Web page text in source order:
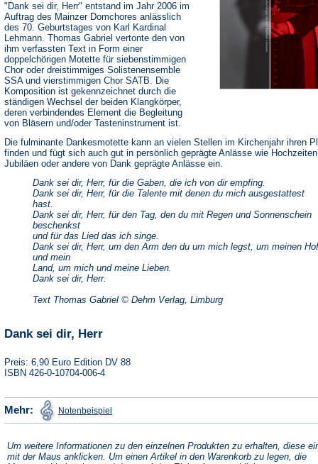
"Dank sei dir, Herr" entstand im Jahr 2006 im
Auftrag des Mainzer Domchores anlässlich
des 70. Geburtstages von Karl Kardinal
Lehmann. Thomas Gabriel vertonte den von
ihm verfassten Text in Form einer
doppelchörigen Motette für siebenstimmigen
Chor oder dreistimmiges Solistenensemble
SSA und vierstimmigen Chor SATB. Die
Komposition ist gekennzeichnet durch die
ständigen Wechsel der beiden Klangkörper,
deren verbindendes Element die Begleitung
von Bläsern und/oder Tasteninstrument ist.
Die fulminante Dankesmotette kann an vielen Stellen im Kirchenjahr ihren
finden und fügt sich auch gut in persönlich geprägte Anlässe wie
Jubiläen oder andere von Dank geprägte Anlässe ein.
Dank sei dir, Herr, für die Gaben, die ich von dir empfing.
Dank sei dir, Herr, für die Talente mit denen du mich ausgestattest
hast.
Dank sei dir, Herr, für den Tag, den du mit Regen und Sonnenschein
beschenkst
und für das Lied das ich singe.
Dank sei dir, Herr, um den Arm den du um mich legst, um meinen Hof
und mein
Land, um mich und meine Lieben.
Dank sei dir, Herr.
Text Thomas Gabriel © Dehm Verlag, Limburg
Dank sei dir, Herr
Preis: 6,90 Euro Edition DV 88
ISBN 426-0-10704-006-4
Mehr: Notenbeispiel in
einem
Tab)
Um weitere Informationen zu den einzelnen Produkten zu erhalten, diese
mit der Maus anklicken. Um einen Artikel in den Warenkorb zu legen, die